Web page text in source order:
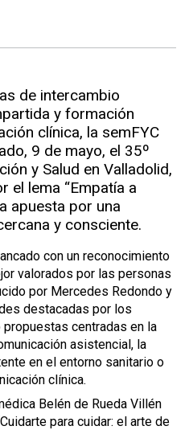
de intercambio
y formación
clínica, la semFYC
9 de mayo, el 35º
y Salud en Valladolid,
el lema “Empatía a
apuesta por una
y consciente.
con un reconocimiento
valorados por las personas
por Mercedes Redondo y
destacadas por los
centradas en la
asistencial, la
en el entorno sanitario o
clínica.
Belén de Rueda Villén
para cuidar: el arte de